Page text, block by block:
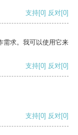
支持[0] 反对[0]
需求。我可以使用它来
支持[0] 反对[0]
支持[0] 反对[0]